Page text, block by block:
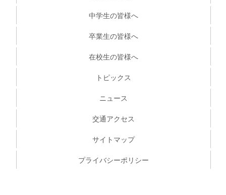
中学生の皆様へ
卒業生の皆様へ
在校生の皆様へ
トピックス
ニュース
交通アクセス
サイトマップ
プライバシーポリシー